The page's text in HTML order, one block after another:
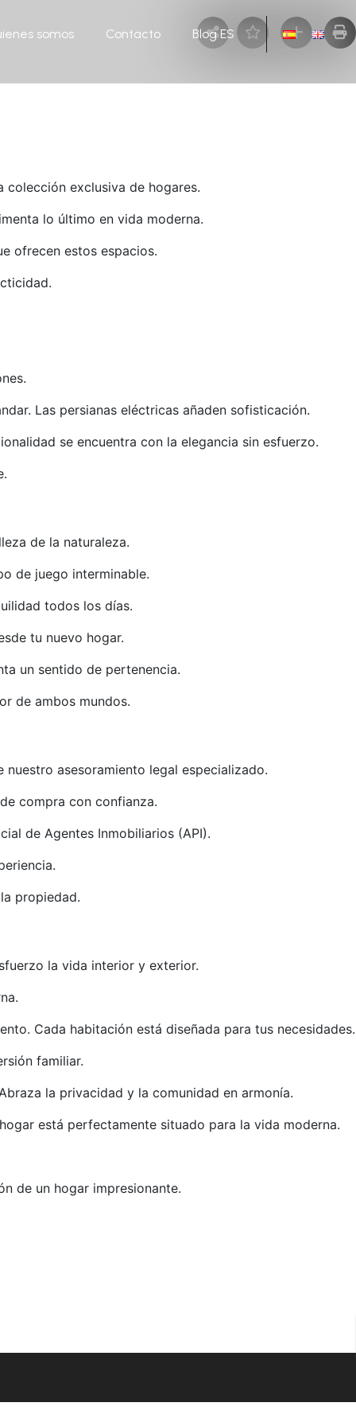
somos Contacto Blog ES
colección exclusiva de hogares.
lo último en vida moderna.
ofrecen estos espacios.
Las persianas eléctricas añaden sofisticación.
se encuentra con la elegancia sin esfuerzo.
de la naturaleza.
de juego interminable.
todos los días.
tu nuevo hogar.
un sentido de pertenencia.
de ambos mundos.
asesoramiento legal especializado.
compra con confianza.
de Agentes Inmobiliarios (API).
propiedad.
la vida interior y exterior.
Cada habitación está diseñada para tus necesidades.
familiar.
la privacidad y la comunidad en armonía.
está perfectamente situado para la vida moderna.
de un hogar impresionante.